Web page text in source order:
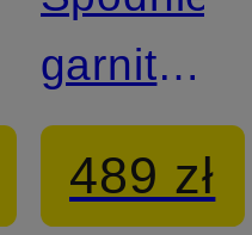
SERGIO
modern
489 zł